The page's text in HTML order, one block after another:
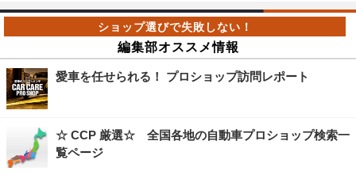
編集部オススメ情報
愛車を任せられる！ プロショップ訪問レポート
☆ CCP 厳選☆ 全国各地の自動車プロショップ検索一
覧ページ